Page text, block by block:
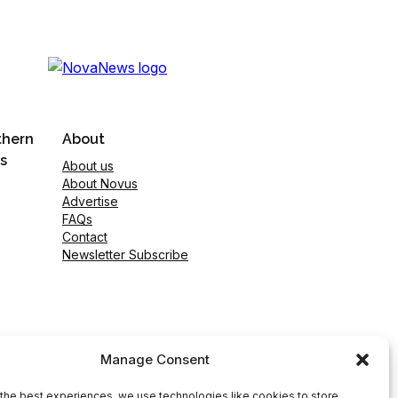
Manage Consent
About
About us
About Novus
Advertise
FAQs
Contact
Newsletter Subscribe